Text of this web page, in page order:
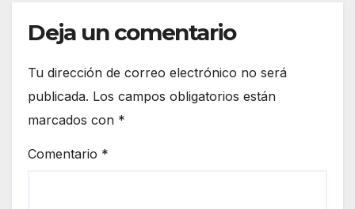
Deja un comentario
Tu dirección de correo electrónico no será
publicada. Los campos obligatorios están
marcados con *
Comentario *